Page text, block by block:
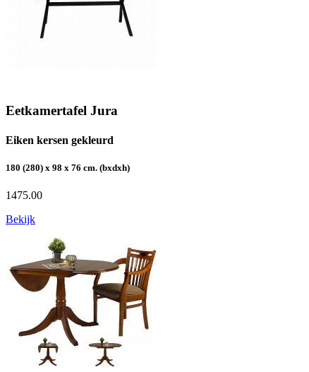
Eetkamertafel Jura
Eiken kersen gekleurd
180 (280) x 98 x 76 cm. (bxdxh)
1475.00
Bekijk